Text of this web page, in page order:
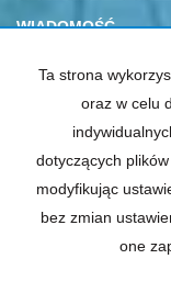
WIADOMOŚĆ
ZGODNIE Z
KWIETNIA 2016
SKORZYSTAĆ Z
WYRAŻAJĄ
SWOICH
Ta strona
oraz w celu
dotyczących
modyfikując
bez zmian
one